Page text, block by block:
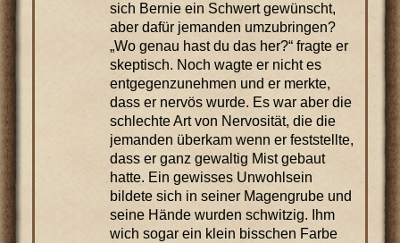
sich Bernie ein Schwert gewünscht,
aber dafür jemanden umzubringen?
„Wo genau hast du das her?“ fragte er
skeptisch. Noch wagte er nicht es
entgegenzunehmen und er merkte,
dass er nervös wurde. Es war aber die
schlechte Art von Nervosität, die die
jemanden überkam wenn er feststellte,
dass er ganz gewaltig Mist gebaut
hatte. Ein gewisses Unwohlsein
bildete sich in seiner Magengrube und
seine Hände wurden schwitzig. Ihm
wich sogar ein klein bisschen Farbe